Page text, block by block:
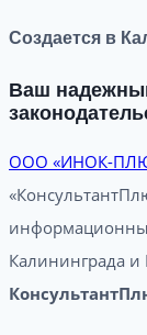
Создается в
Ваш
ООО «ИНОК-
Калининграда и